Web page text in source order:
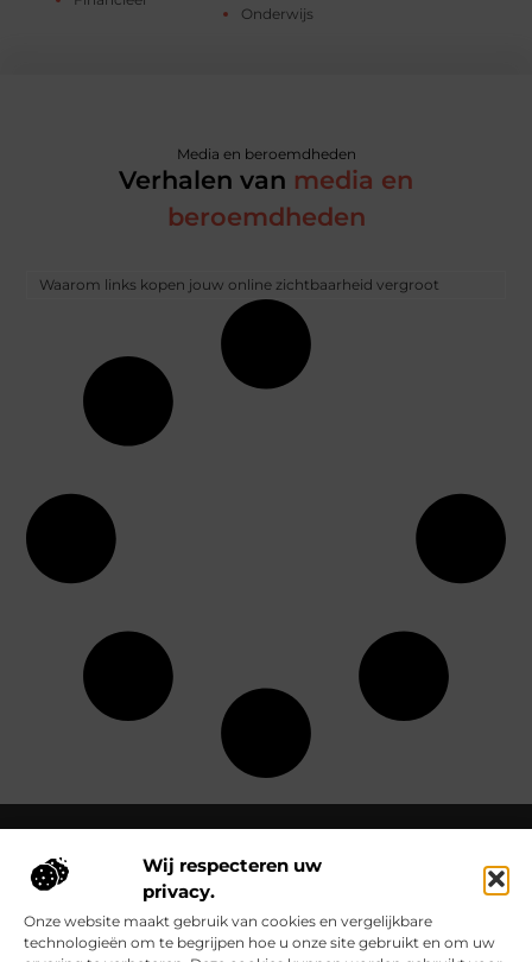
Wij respecteren uw
privacy.
Onze website maakt gebruik van cookies en vergelijkbare
technologieën om te begrijpen hoe u onze site gebruikt en om uw
Onderwijs
Media en beroemdheden
Verhalen van media en
beroemdheden
Waarom links kopen jouw online zichtbaarheid vergroot
Over Clementinas
Clementinas.nl – Ontdek de kleine wonderen van het
dagelijks leven.
Verken inspirerende blogs en artikelen die het
gewone buitengewoon maken.